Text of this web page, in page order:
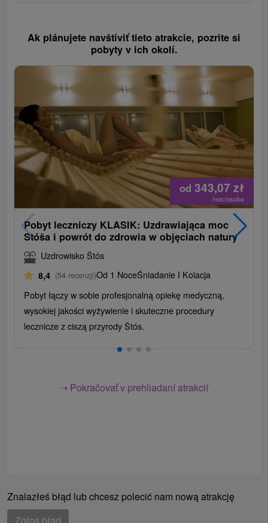
Ak plánujete navštíviť tieto atrakcie, pozrite si
pobyty v ich okolí.
od 343,07zł
/noc/osoba
Pobyt leczniczy KLASIK: Uzdrawiająca moc
Stóša i powrót do zdrowia w objęciach natury
Uzdrowisko Štós
8,4 (54 recenzji)Od 1 NoceŚniadanie I Kolacja
Pobyt łączy w sobie profesjonalną opiekę medyczną,
wysokiej jakości wyżywienie i skuteczne procedury
lecznicze z ciszą przyrody Štós.
➝ Pokračovať v prehliadaní atrakcií
Znalazłeś błąd lub chcesz polecić nam nową atrakcję
Zgłoś błąd